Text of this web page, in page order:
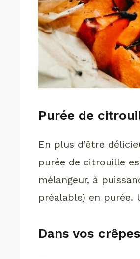
Purée de
En plus d’être
purée de citrouille
mélangeur, à
préalable) en purée.
Dans vos